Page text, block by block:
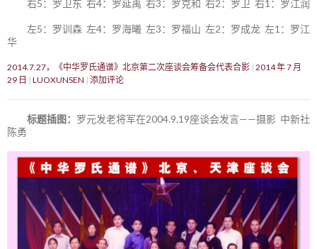
右5：罗卫东 右4：罗延禹 右3：罗克和 右2：罗卫 右1：罗江润
左5：罗训森 左4：罗海曦 左3：罗福山 左2：罗成龙 左1：罗江
华
2014.7.27，《中华罗氏通谱》北京第二次座谈会筹备会代表合影 2014 年 7 月
29 日
LUOXUNSEN 添加评论
标题插图： 罗元发老将军在2004.9.19座谈会发言——摄影 中新社
陈勇